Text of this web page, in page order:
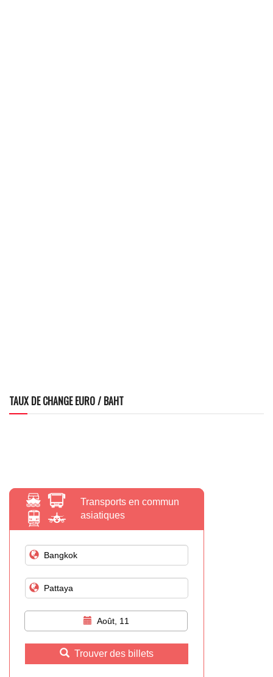
TAUX DE CHANGE EURO / BAHT
Transports en commun
asiatiques
Août, 11
Trouver des billets